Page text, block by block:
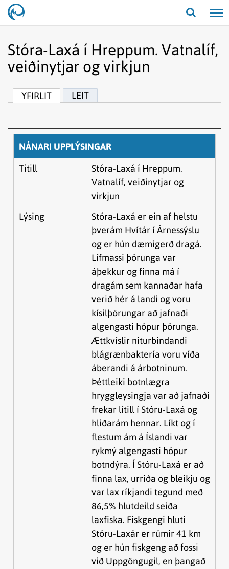
Opna/
Stóra-Laxá í Hreppum. Vatnalíf,
veiðinytjar og virkjun
YFIRLIT LEIT
NÁNARI UPPLÝSINGAR
Titill
Stóra-Laxá í Hreppum.
Vatnalíf, veiðinytjar og
virkjun
Lýsing
Stóra-Laxá er ein af helstu
þverám Hvítár í Árnessýslu
og er hún dæmigerð dragá.
Lífmassi þörunga var
áþekkur og finna má í
dragám sem kannaðar hafa
verið hér á landi og voru
kísilþörungar að jafnaði
algengasti hópur þörunga.
Ættkvíslir niturbindandi
blágrænbaktería voru víða
áberandi á árbotninum.
Þéttleiki botnlægra
hryggleysingja var að jafnaði
frekar lítill í Stóru-Laxá og
hliðarám hennar. Líkt og í
flestum ám á Íslandi var
rykmý algengasti hópur
botndýra. Í Stóru-Laxá er að
finna lax, urriða og bleikju og
var lax ríkjandi tegund með
86,5% hlutdeild seiða
laxfiska. Fiskgengi hluti
Stóru-Laxár er rúmir 41 km
og er hún fiskgeng að fossi
við Uppgöngugil, en þangað